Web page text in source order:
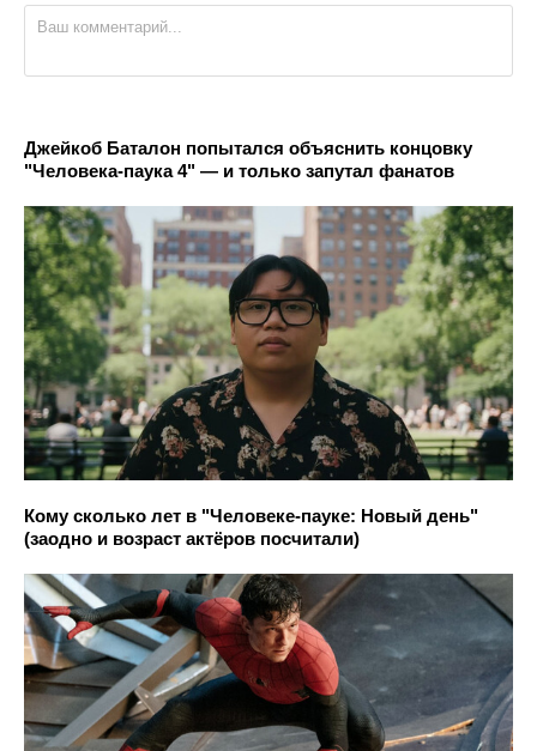
Джейкоб Баталон попытался объяснить концовку
"Человека-паука 4" — и только запутал фанатов
Кому сколько лет в "Человеке-пауке: Новый день"
(заодно и возраст актёров посчитали)